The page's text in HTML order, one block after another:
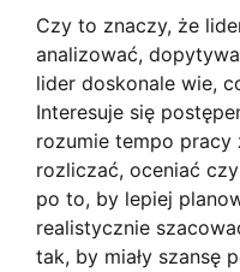
Czy to znaczy, że
analizować,
lider doskonale wie,
Interesuje się
rozumie tempo pracy
rozliczać, oceniać
po to, by lepiej
realistycznie
tak, by miały szansę